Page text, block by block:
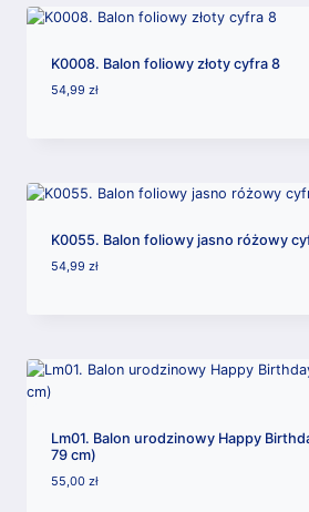
K0008. Balon foliowy złoty cyfra 8
54,99zł
K0055. Balon foliowy jasno różowy
54,99zł
Lm01. Balon urodzinowy Happy
79 cm)
55,00zł